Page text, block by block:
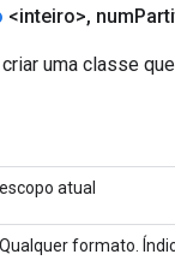
<inteiro>, num
uma classe
escopo atual
Qualquer formato.